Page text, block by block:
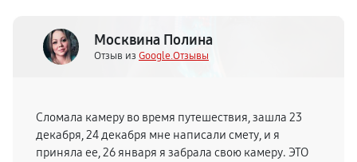
Москвина Полина
Отзыв из Google.Отзывы
Сломала камеру во время путешествия, зашла 23
декабря, 24 декабря мне написали смету, и я
приняла ее, 26 января я забрала свою камеру. ЭТО